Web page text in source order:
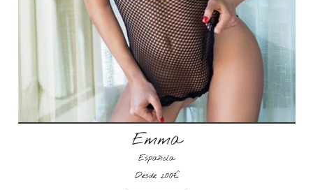
Emma
Española
Desde 200€